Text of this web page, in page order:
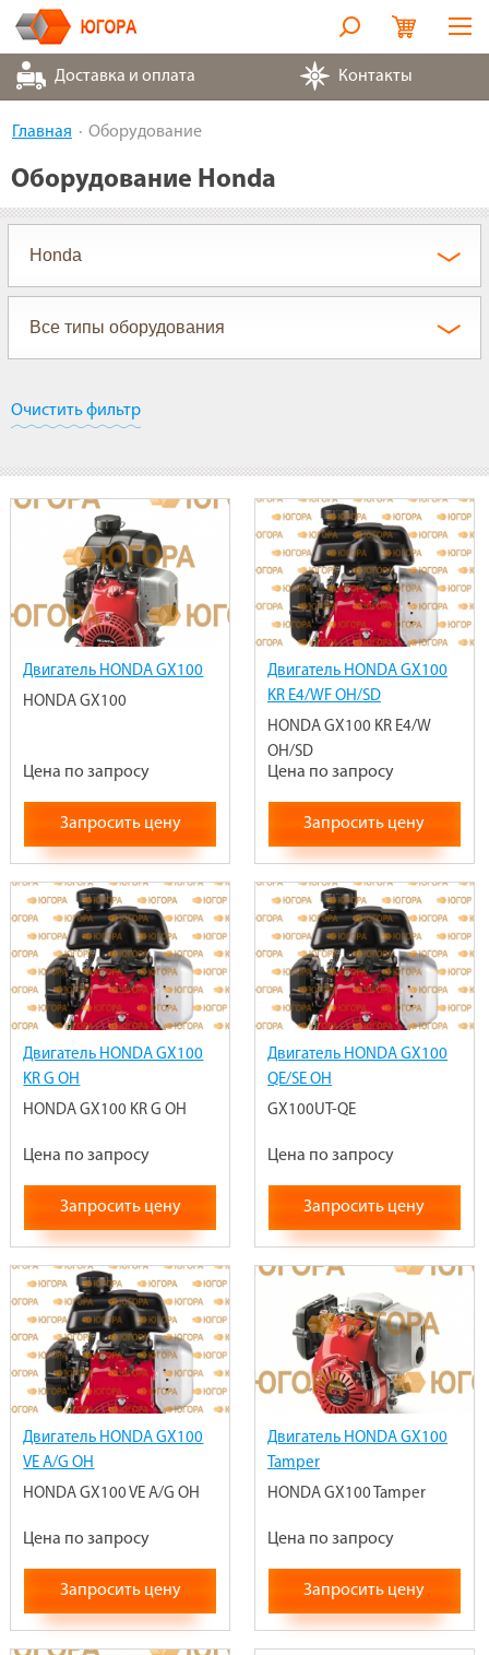
Оборудование
Контакты
О компании
Доставка и оплата Контакты
Главная Оборудование
Оборудование Honda
Очистить фильтр
Двигатель HONDA GX100
HONDA GX100
Цена по запросу
Запросить цену
Двигатель HONDA GX100
KR E4/WF OH/SD
HONDA GX100 KR E4/W
OH/SD
Цена по запросу
Запросить цену
Двигатель HONDA GX100
KR G OH
HONDA GX100 KR G OH
Цена по запросу
Запросить цену
Двигатель HONDA GX100
QE/SE OH
GX100UT-QE
Цена по запросу
Запросить цену
Двигатель HONDA GX100
VE A/G OH
HONDA GX100 VE A/G OH
Цена по запросу
Запросить цену
Двигатель HONDA GX100
Tamper
HONDA GX100 Tamper
Цена по запросу
Запросить цену